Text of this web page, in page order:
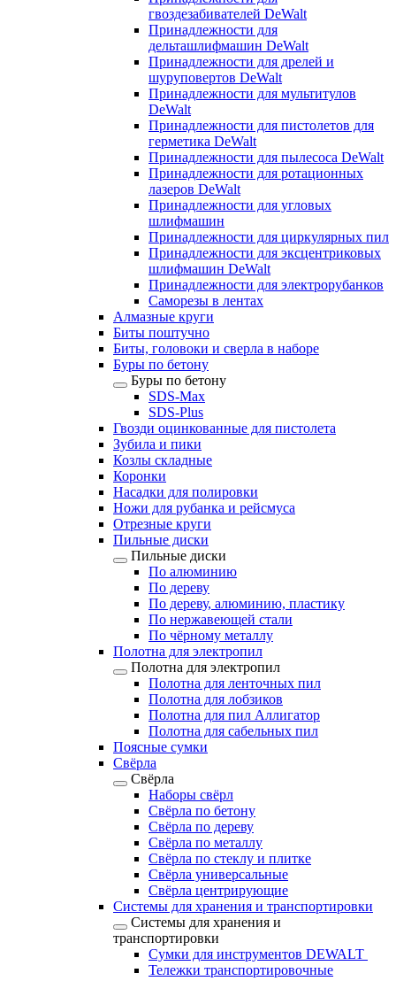
гвоздезабивателей DeWalt
Принадлежности для
дельташлифмашин DeWalt
Принадлежности для дрелей и
шуруповертов DeWalt
Принадлежности для мультитулов
DeWalt
Принадлежности для пистолетов для
герметика DeWalt
Принадлежности для пылесоса DeWalt
Принадлежности для ротационных
лазеров DeWalt
Принадлежности для угловых
шлифмашин
Принадлежности для циркулярных пил
Принадлежности для эксцентриковых
шлифмашин DeWalt
Принадлежности для электрорубанков
Саморезы в лентах
Алмазные круги
Биты поштучно
Биты, головоки и сверла в наборе
Буры по бетону
Буры по бетону
SDS-Max
SDS-Plus
Гвозди оцинкованные для пистолета
Зубила и пики
Козлы складные
Коронки
Насадки для полировки
Ножи для рубанка и рейсмуса
Отрезные круги
Пильные диски
Пильные диски
По алюминию
По дереву
По дереву, алюминию, пластику
По нержавеющей стали
По чёрному металлу
Полотна для электропил
Полотна для электропил
Полотна для ленточных пил
Полотна для лобзиков
Полотна для пил Аллигатор
Полотна для сабельных пил
Поясные сумки
Свёрла
Свёрла
Наборы свёрл
Свёрла по бетону
Свёрла по дереву
Свёрла по металлу
Свёрла по стеклу и плитке
Свёрла универсальные
Свёрла центрирующие
Системы для хранения и транспортировки
Системы для хранения и
транспортировки
Сумки для инструментов DEWALT
Тележки транспортировочные